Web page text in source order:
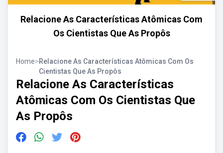
Relacione As Características Atômicas Com
Os Cientistas Que As Propôs
Home>Relacione As Características Atômicas Com Os
Cientistas Que As Propôs
Relacione As Características
Atômicas Com Os Cientistas Que
As Propôs